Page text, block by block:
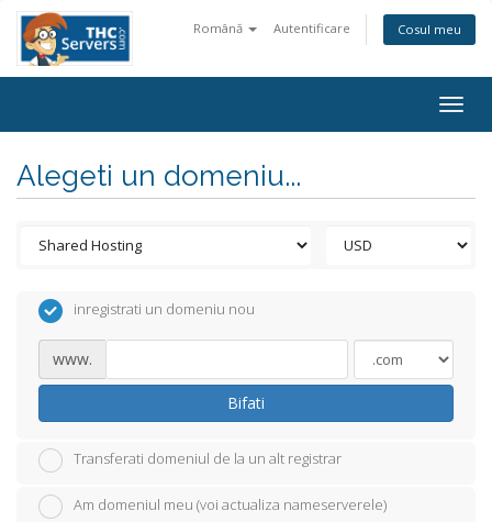
Română Autentificare Cosul meu
Alegeti un domeniu...
inregistrati un domeniu nou
www.
Bifati
Transferati domeniul de la un alt registrar
Am domeniul meu (voi actualiza nameserverele)